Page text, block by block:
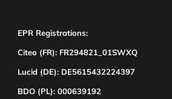
EPR Registrations:
Citeo (FR): FR294821_01SWXQ
Lucid (DE): DE5615432224397
BDO (PL): 000639192